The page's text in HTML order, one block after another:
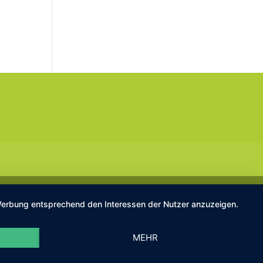
entsprechend den Interessen der Nutzer anzuzeigen.
MEHR